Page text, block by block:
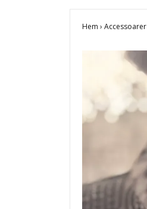
Hem › Accessoarer